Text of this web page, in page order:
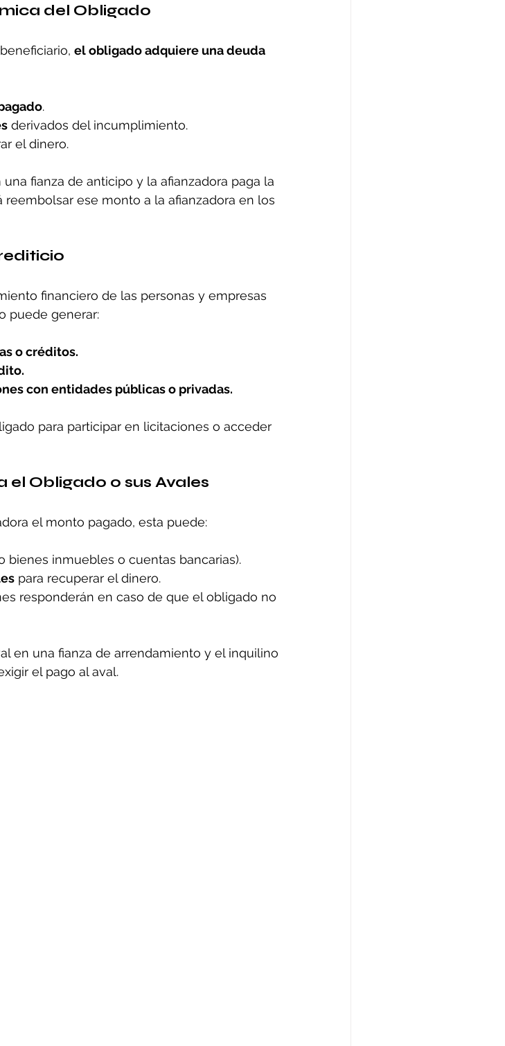
del Obligado
el obligado adquiere una deuda
.
derivados del incumplimiento.
el dinero.
fianza de anticipo y la afianzadora paga la
ese monto a la afianzadora en los
financiero de las personas y empresas
puede generar:
o créditos.
con entidades públicas o privadas.
para participar en licitaciones o acceder
Obligado o sus Avales
el monto pagado, esta puede:
bienes inmuebles o cuentas bancarias).
para recuperar el dinero.
responderán en caso de que el obligado no
en una fianza de arrendamiento y el inquilino
el pago al aval.